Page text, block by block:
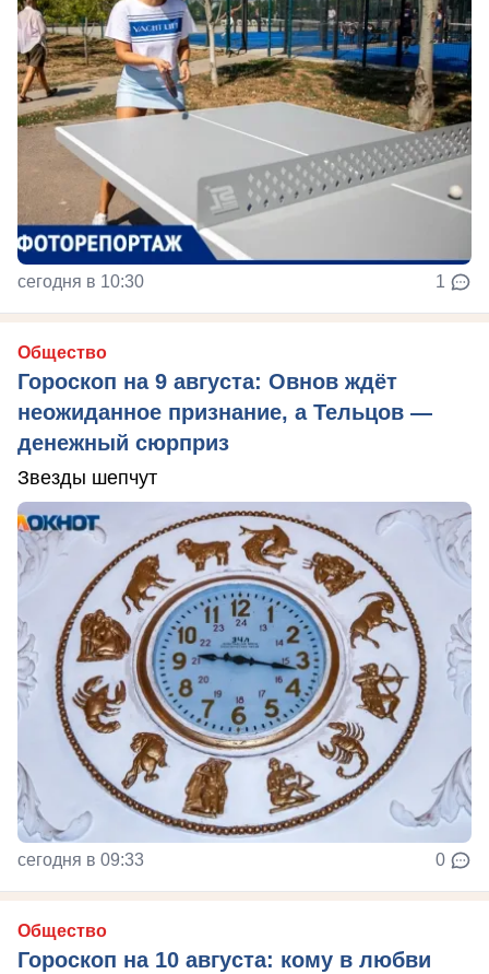
сегодня в 10:30 1
Общество
Гороскоп на 9 августа: Овнов ждёт
неожиданное признание, а Тельцов —
денежный сюрприз
Звезды шепчут
сегодня в 09:33 0
Общество
Гороскоп на 10 августа: кому в любви